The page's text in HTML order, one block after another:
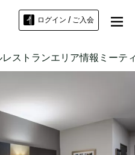
ログイン / ご入会
レストランエリア情報 ミーテ